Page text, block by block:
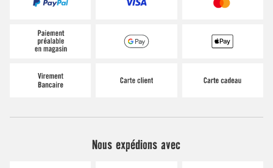
Nous expédions avec